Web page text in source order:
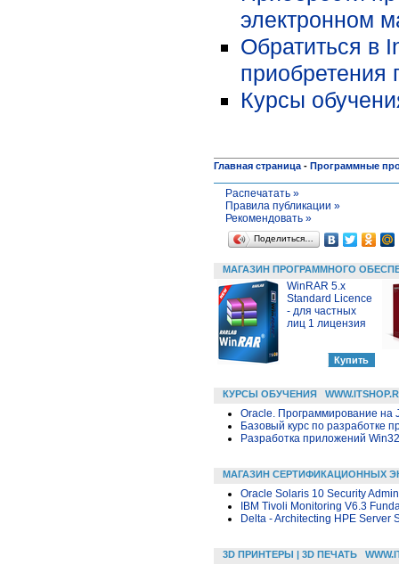
электронном
Обратиться в
приобретения
Курсы
Главная страница - Программные
Распечатать »
Правила публикации »
Рекомендовать »
Поделиться…
МАГАЗИН ПРОГРАММНОГО
WinRAR 5.x
Standard Licence
- для частных
лиц 1 лицензия
КУРСЫ ОБУЧЕНИЯ
Oracle. Программирование на
Базовый курс по разработке
Разработка приложений
МАГАЗИН СЕРТИФИКАЦИОННЫХ
Oracle Solaris 10 Security
IBM Tivoli Monitoring V6.3
Delta - Architecting HPE Server
3D ПРИНТЕРЫ | 3D ПЕЧАТЬ